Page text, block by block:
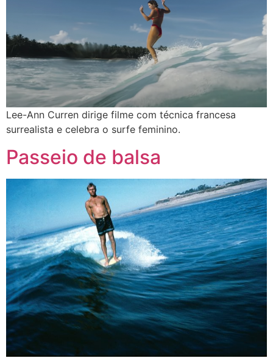
Lee-Ann Curren dirige filme com técnica francesa
surrealista e celebra o surfe feminino.
Passeio de balsa